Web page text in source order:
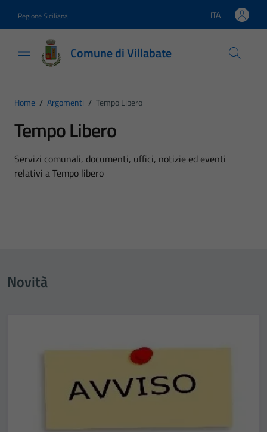
Regione Siciliana Lingua attiva:
ITA
Comune di Villabate
Home / Argomenti / Tempo Libero
Tempo Libero
Dettagli dell'argomento
Servizi comunali, documenti, uffici, notizie ed eventi
relativi a Tempo libero
Novità